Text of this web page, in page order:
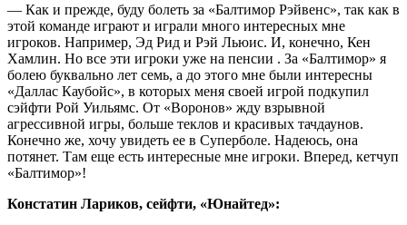
— Как и прежде, буду болеть за «Балтимор Рэйвенс», так как в
этой команде играют и играли много интересных мне
игроков. Например, Эд Рид и Рэй Льюис. И, конечно, Кен
Хамлин. Но все эти игроки уже на пенсии . За «Балтимор» я
болею буквально лет семь, а до этого мне были интересны
«Даллас Каубойс», в которых меня своей игрой подкупил
сэйфти Рой Уильямс. От «Воронов» жду взрывной
агрессивной игры, больше теклов и красивых тачдаунов.
Конечно же, хочу увидеть ее в Суперболе. Надеюсь, она
потянет. Там еще есть интересные мне игроки. Вперед, кетчуп
«Балтимор»!
Констатин Лариков, сейфти, «Юнайтед»: